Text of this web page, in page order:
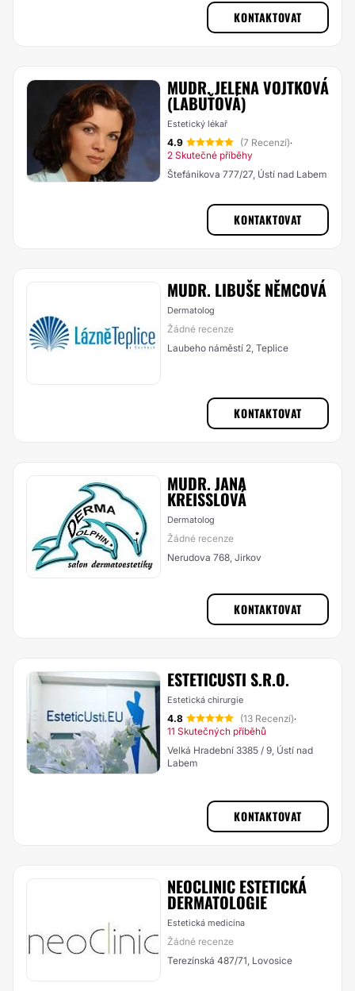
KONTAKTOVAT
MUDR. JELENA VOJTKOVÁ
(LABUŤOVÁ)
Estetický lékař
4.9 (7 Recenzí)·
2 Skutečné příběhy
Štefánikova 777/27, Ústí nad Labem
KONTAKTOVAT
MUDR. LIBUŠE NĚMCOVÁ
Dermatolog
Žádné recenze
Laubeho náměstí 2, Teplice
KONTAKTOVAT
MUDR. JANA
KREISSLOVÁ
Dermatolog
Žádné recenze
Nerudova 768, Jirkov
KONTAKTOVAT
ESTETICUSTI S.R.O.
Estetická chirurgie
4.8 (13 Recenzí)·
11 Skutečných příběhů
Velká Hradební 3385 / 9, Ústí nad
Labem
KONTAKTOVAT
NEOCLINIC ESTETICKÁ
DERMATOLOGIE
Estetická medicína
Žádné recenze
Terezínská 487/71, Lovosice